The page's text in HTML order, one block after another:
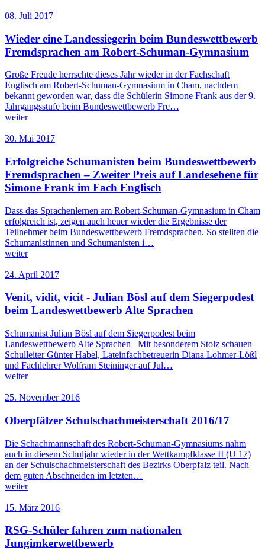
08. Juli 2017
Wieder eine Landessiegerin beim Bundeswettbewerb
Fremdsprachen am Robert-Schuman-Gymnasium
Große Freude herrschte dieses Jahr wieder in der Fachschaft
Englisch am Robert-Schuman-Gymnasium in Cham, nachdem
bekannt geworden war, dass die Schülerin Simone Frank aus der 9.
Jahrgangsstufe beim Bundeswettbewerb Fre…
weiter
30. Mai 2017
Erfolgreiche Schumanisten beim Bundeswettbewerb
Fremdsprachen – Zweiter Preis auf Landesebene für
Simone Frank im Fach Englisch
Dass das Sprachenlernen am Robert-Schuman-Gymnasium in Cham
erfolgreich ist, zeigen auch heuer wieder die Ergebnisse der
Teilnehmer beim Bundeswettbewerb Fremdsprachen. So stellten die
Schumanistinnen und Schumanisten i…
weiter
24. April 2017
Venit, vidit, vicit - Julian Bösl auf dem Siegerpodest
beim Landeswettbewerb Alte Sprachen
Schumanist Julian Bösl auf dem Siegerpodest beim
Landeswettbewerb Alte Sprachen Mit besonderem Stolz schauen
Schulleiter Günter Habel, Lateinfachbetreuerin Diana Lohmer-Lößl
und Fachlehrer Wolfram Steininger auf Jul…
weiter
25. November 2016
Oberpfälzer Schulschachmeisterschaft 2016/17
Die Schachmannschaft des Robert-Schuman-Gymnasiums nahm
auch in diesem Schuljahr wieder in der Wettkampfklasse II (U 17)
an der Schulschachmeisterschaft des Bezirks Oberpfalz teil. Nach
dem guten Abschneiden im letzten…
weiter
15. März 2016
RSG-Schüler fahren zum nationalen
Jungimkerwettbewerb